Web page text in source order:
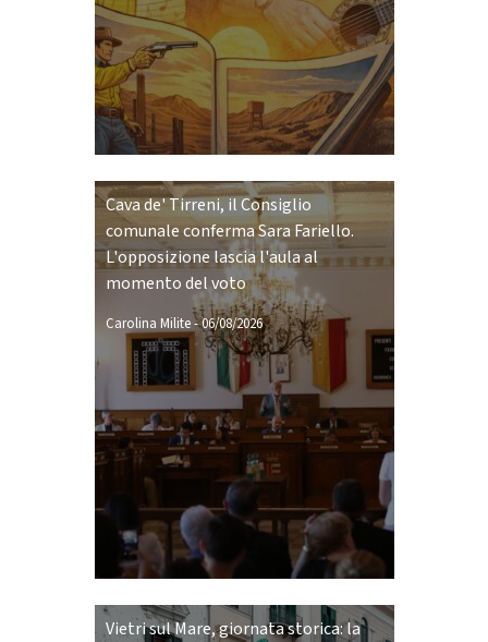
Cava de' Tirreni, il Consiglio
comunale conferma Sara Fariello.
L'opposizione lascia l'aula al
momento del voto
Carolina Milite-06/08/2026
Vietri sul Mare, giornata storica: la